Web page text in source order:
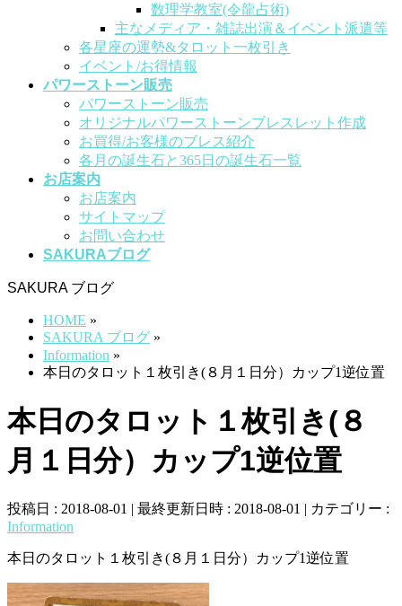
数理学教室(令龍占術)
主なメディア・雑誌出演＆イベント派遣等
各星座の運勢&タロット一枚引き
イベント/お得情報
パワーストーン販売
パワーストーン販売
オリジナルパワーストーンブレスレット作成
お買得/お客様のブレス紹介
各月の誕生石と365日の誕生石一覧
お店案内
お店案内
サイトマップ
お問い合わせ
SAKURAブログ
SAKURA ブログ
HOME »
SAKURA ブログ »
Information »
本日のタロット１枚引き(８月１日分）カップ1逆位置
本日のタロット１枚引き(８
月１日分）カップ1逆位置
投稿日 : 2018-08-01 最終更新日時 : 2018-08-01
カテゴリー :
Information
本日のタロット１枚引き(８月１日分）カップ1逆位置